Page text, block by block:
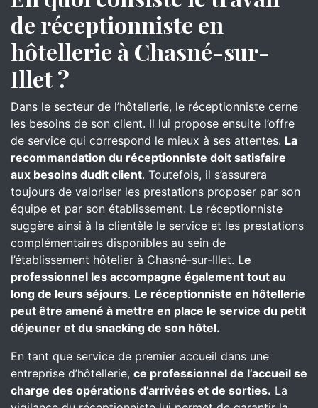
de réceptionniste en
hôtellerie à Chasné-sur-
Illet ?
Dans le secteur de l’hôtellerie, le réceptionniste cerne
les besoins de son client. Il lui propose ensuite l’offre
de service qui correspond le mieux à ses attentes. La
recommandation du réceptionniste doit satisfaire
aux besoins dudit client. Toutefois, il s’assurera
toujours de valoriser les prestations proposer par son
équipe et par son établissement. Le réceptionniste
suggère ainsi à la clientèle le service et les prestations
complémentaires disponibles au sein de
l’établissement hôtelier à Chasné-sur-Illet. Le
professionnel les accompagne également tout au
long de leurs séjours. Le réceptionniste en hôtellerie
peut être amené à mettre en place le service du petit
déjeuner et du snacking de son hôtel.
En tant que service de premier accueil dans une
entreprise d’hôtellerie, ce professionnel de l’accueil se
charge des opérations d’arrivées et de sorties. La